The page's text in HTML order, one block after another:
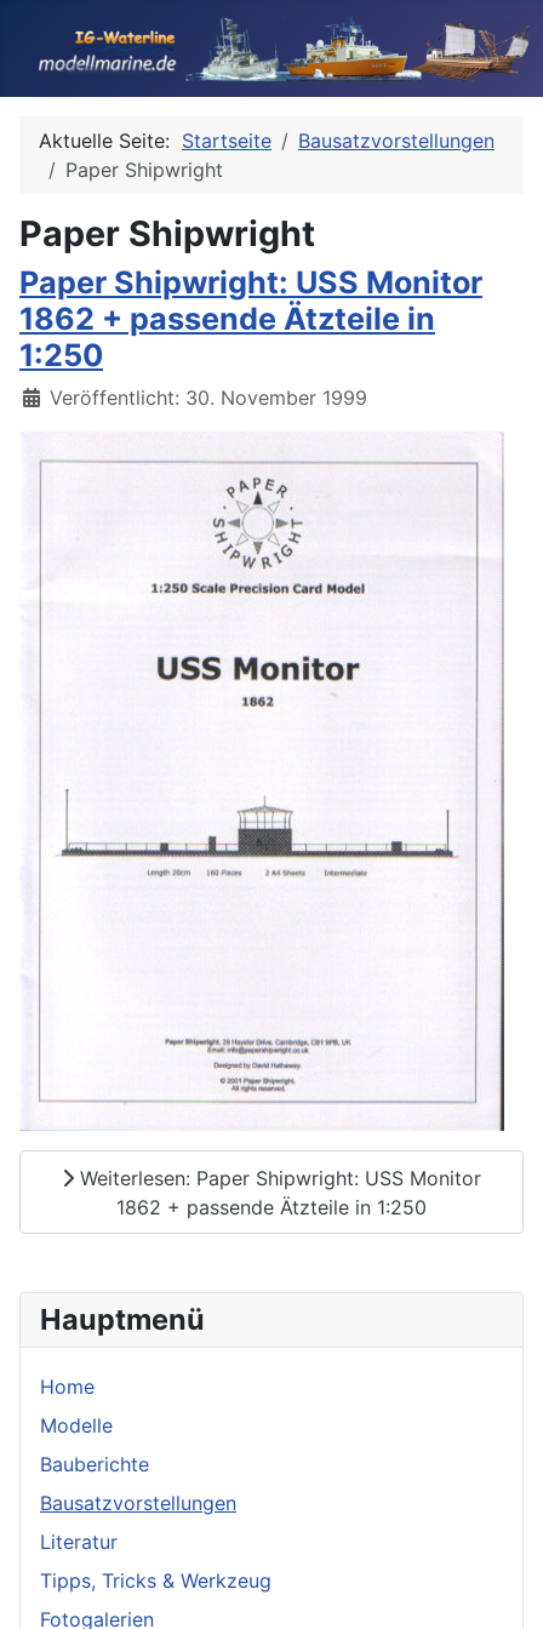
Hauptmenü
Home
Modelle
Bauberichte
Bausatzvorstellungen
Literatur
Tipps, Tricks & Werkzeug
Fotogalerien
Aktuelle Seite: Startseite
Bausatzvorstellungen
Paper Shipwright
Paper Shipwright
Paper Shipwright: USS Monitor
1862 + passende Ätzteile in
1:250
Details
Veröffentlicht: 30. November 1999
Weiterlesen: Paper Shipwright: USS Monitor
1862 + passende Ätzteile in 1:250